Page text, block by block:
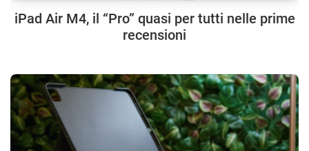
iPad Air M4, il “Pro” quasi per tutti nelle prime
recensioni